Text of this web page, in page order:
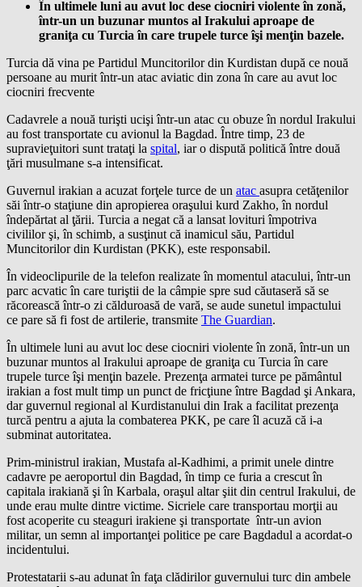
În ultimele luni au avut loc dese ciocniri violente în zonă,
într-un un buzunar muntos al Irakului aproape de
graniţa cu Turcia în care trupele turce îşi menţin bazele.
Turcia dă vina pe Partidul Muncitorilor din Kurdistan după ce nouă
persoane au murit într-un atac aviatic din zona în care au avut loc
ciocniri frecvente
Cadavrele a nouă turişti ucişi într-un atac cu obuze în nordul Irakului
au fost transportate cu avionul la Bagdad. Între timp, 23 de
supravieţuitori sunt trataţi la spital, iar o dispută politică între două
ţări musulmane s-a intensificat.
Guvernul irakian a acuzat forţele turce de un atac asupra cetăţenilor
săi într-o staţiune din apropierea oraşului kurd Zakho, în nordul
îndepărtat al ţării. Turcia a negat că a lansat lovituri împotriva
civililor şi, în schimb, a susţinut că inamicul său, Partidul
Muncitorilor din Kurdistan (PKK), este responsabil.
În videoclipurile de la telefon realizate în momentul atacului, într-un
parc acvatic în care turiştii de la câmpie spre sud căutaseră să se
răcorească într-o zi călduroasă de vară, se aude sunetul impactului
ce pare să fi fost de artilerie, transmite The Guardian.
În ultimele luni au avut loc dese ciocniri violente în zonă, într-un un
buzunar muntos al Irakului aproape de graniţa cu Turcia în care
trupele turce îşi menţin bazele. Prezenţa armatei turce pe pământul
irakian a fost mult timp un punct de fricţiune între Bagdad şi Ankara,
dar guvernul regional al Kurdistanului din Irak a facilitat prezenţa
turcă pentru a ajuta la combaterea PKK, pe care îl acuză că i-a
subminat autoritatea.
Prim-ministrul irakian, Mustafa al-Kadhimi, a primit unele dintre
cadavre pe aeroportul din Bagdad, în timp ce furia a crescut în
capitala irakiană şi în Karbala, oraşul altar şiit din centrul Irakului, de
unde erau multe dintre victime. Sicriele care transportau morţii au
fost acoperite cu steaguri irakiene şi transportate într-un avion
militar, un semn al importanţei politice pe care Bagdadul a acordat-o
incidentului.
Protestatarii s-au adunat în faţa clădirilor guvernului turc din ambele